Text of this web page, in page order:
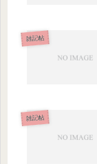
雑記帖
雑記帖